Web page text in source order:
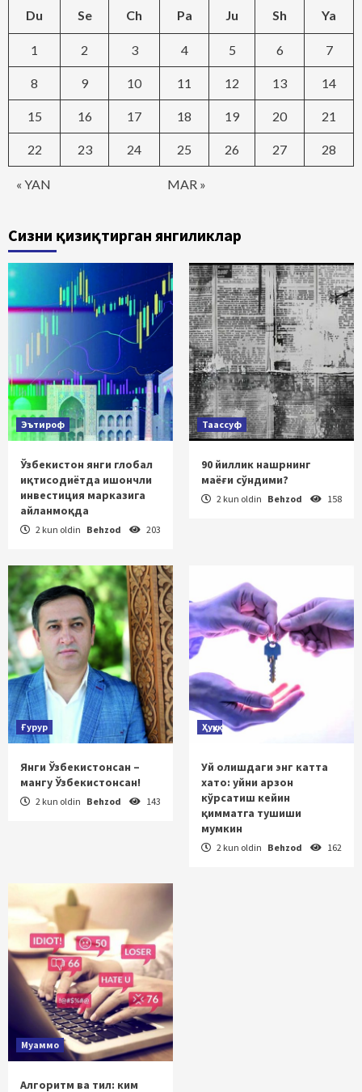
Du Se Ch Pa Ju Sh Ya
« YAN MAR »
1 2 3 4 5 6 7
8 9 10 11 12 13 14
15 16 17 18 19 20 21
22 23 24 25 26 27 28
Сизни қизиқтирган янгиликлар
Эътироф
Ўзбекистон янги глобал
иқтисодиётда ишончли
инвестиция марказига
айланмоқда
2 kun oldin Behzod 203
Таассуф
90 йиллик нашрнинг
маёғи сўндими?
2 kun oldin Behzod 158
Ғурур
Янги Ўзбекистонсан –
мангу Ўзбекистонсан!
2 kun oldin Behzod 143
Ҳуқуқ
Уй олишдаги энг катта
хато: уйни арзон
кўрсатиш кейин
қимматга тушиши
мумкин
2 kun oldin Behzod 162
Муаммо
Алгоритм ва тил: ким